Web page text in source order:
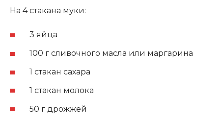
На 4 стакана муки:
3 яйца
100 г сливочного масла или маргарина
1 стакан сахара
1 стакан молока
50 г дрожжей